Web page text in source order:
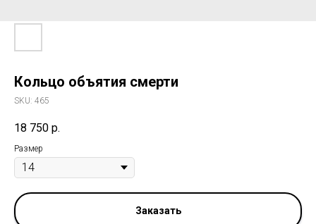
Кольцо объятия смерти
SKU: 465
18 750 р.
Размер
Заказать